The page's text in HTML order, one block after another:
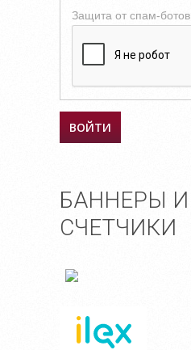
Защита от спам-ботов
БАННЕРЫ И
СЧЕТЧИКИ